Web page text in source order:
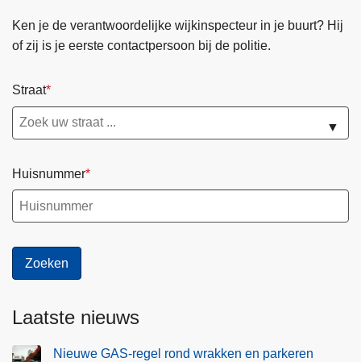
Ken je de verantwoordelijke wijkinspecteur in je buurt? Hij
of zij is je eerste contactpersoon bij de politie.
Straat
▼
Huisnummer
Laatste nieuws
Nieuwe GAS-regel rond wrakken en parkeren